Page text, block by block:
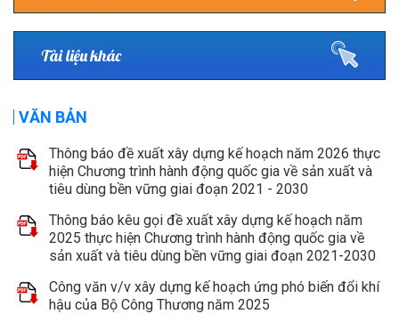
Tài liệu khác
VĂN BẢN
Thông báo đề xuất xây dựng kế hoạch năm 2026 thực
hiện Chương trình hành động quốc gia về sản xuất và
tiêu dùng bền vững giai đoạn 2021 - 2030
Thông báo kêu gọi đề xuất xây dựng kế hoạch năm
2025 thực hiện Chương trình hành động quốc gia về
sản xuất và tiêu dùng bền vững giai đoạn 2021-2030
Công văn v/v xây dựng kế hoạch ứng phó biến đổi khí
hậu của Bộ Công Thương năm 2025